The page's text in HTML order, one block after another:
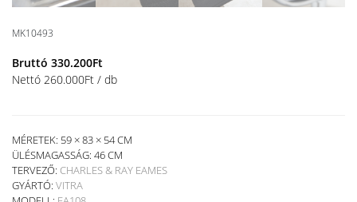
MK10493
Bruttó 330.200Ft
Nettó 260.000Ft / db
MÉRETEK: 59 × 83 × 54 CM
ÜLÉSMAGASSÁG: 46 CM
TERVEZŐ: CHARLES & RAY EAMES
GYÁRTÓ: VITRA